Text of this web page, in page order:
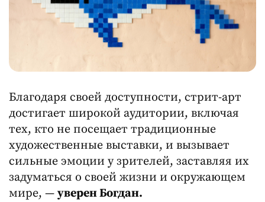
Благодаря своей доступности, стрит-арт
достигает широкой аудитории, включая
тех, кто не посещает традиционные
художественные выставки, и вызывает
сильные эмоции у зрителей, заставляя их
задуматься о своей жизни и окружающем
мире, — уверен Богдан.